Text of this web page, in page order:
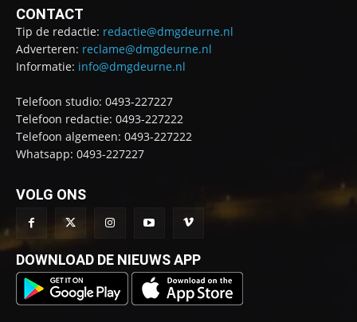
CONTACT
Tip de redactie: redactie@dmgdeurne.nl
Adverteren: reclame@dmgdeurne.nl
Informatie: info@dmgdeurne.nl
Telefoon studio: 0493-227227
Telefoon redactie: 0493-227222
Telefoon algemeen: 0493-227222
Whatsapp: 0493-227227
VOLG ONS
DOWNLOAD DE NIEUWS APP